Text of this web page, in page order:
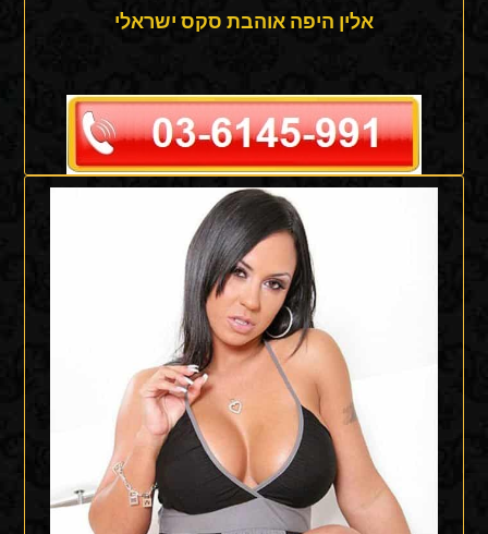
אלין היפה אוהבת סקס ישראלי